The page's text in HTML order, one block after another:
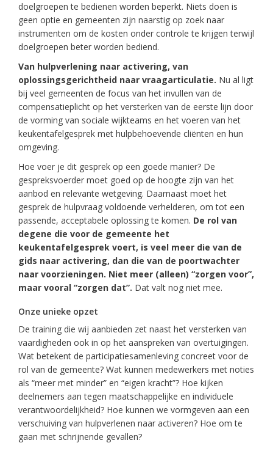
doelgroepen te bedienen worden beperkt. Niets doen is
geen optie en gemeenten zijn naarstig op zoek naar
instrumenten om de kosten onder controle te krijgen terwijl
doelgroepen beter worden bediend.
Van hulpverlening naar activering, van
oplossingsgerichtheid naar vraagarticulatie. Nu al ligt
bij veel gemeenten de focus van het invullen van de
compensatieplicht op het versterken van de eerste lijn door
de vorming van sociale wijkteams en het voeren van het
keukentafelgesprek met hulpbehoevende cliënten en hun
omgeving.
Hoe voer je dit gesprek op een goede manier? De
gespreksvoerder moet goed op de hoogte zijn van het
aanbod en relevante wetgeving. Daarnaast moet het
gesprek de hulpvraag voldoende verhelderen, om tot een
passende, acceptabele oplossing te komen. De rol van
degene die voor de gemeente het
keukentafelgesprek voert, is veel meer die van de
gids naar activering, dan die van de poortwachter
naar voorzieningen. Niet meer (alleen) “zorgen voor”,
maar vooral “zorgen dat”. Dat valt nog niet mee.
Onze unieke opzet
De training die wij aanbieden zet naast het versterken van
vaardigheden ook in op het aanspreken van overtuigingen.
Wat betekent de participatiesamenleving concreet voor de
rol van de gemeente? Wat kunnen medewerkers met noties
als “meer met minder” en “eigen kracht”? Hoe kijken
deelnemers aan tegen maatschappelijke en individuele
verantwoordelijkheid? Hoe kunnen we vormgeven aan een
verschuiving van hulpverlenen naar activeren? Hoe om te
gaan met schrijnende gevallen?